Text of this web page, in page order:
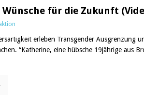
für die Zukunft
erleben Transgender Ausgrenzung
“Katherine, eine hübsche 19jährige aus